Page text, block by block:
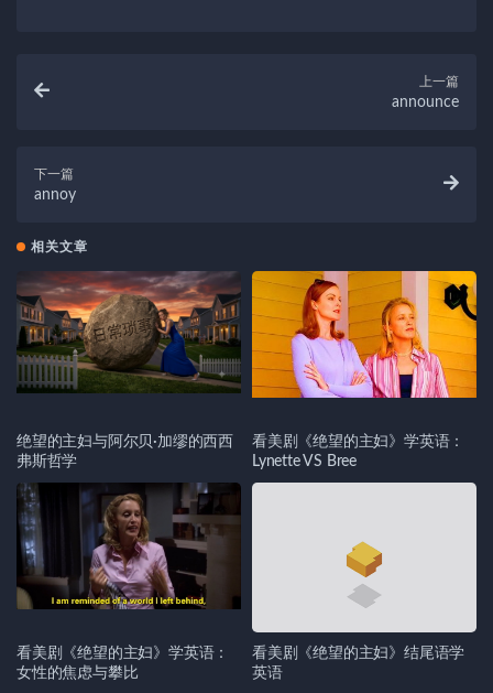
上一篇
announce
下一篇
annoy
相关文章
绝望的主妇与阿尔贝·加缪的西西
弗斯哲学
看美剧《绝望的主妇》学英语：
Lynette VS Bree
看美剧《绝望的主妇》学英语：
女性的焦虑与攀比
看美剧《绝望的主妇》结尾语学
英语